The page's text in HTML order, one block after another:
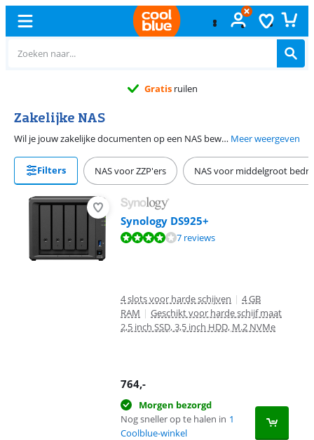
Gratis ruilen
Zakelijke NAS
Wil je jouw zakelijke documenten op een NAS bewaren? Een NAS voor zakelijk gebruik heeft minimaal 2 bays, dus plek voor 2 harde schijven of meer. Hierdoor heb je de mogelijkheid data in RAID op te slaan, waardoor het veiliger is opgeslagen. Een NAS met 2 bays raden wij aan voor zelfstandige ondernemers die alleen werken. Kies voor 3 of 4 bays en 1 of 2 GB RAM geheugen wanneer je de NAS op een klein kantoor tot 15 mensen gebruikt. Voor een middelgroot bedrijf, van 15 tot 30 personen, raden wij een NAS met 4 tot 8 bays en 4 GB RAM geheugen aan. Voor het grotere werk op grotere kantoren kies je voor meer dan 8 bays en voor minimaal 8 GB RAM of uitbreidbaar intern geheugen. Meer weergeven
Filters NAS voor ZZP'ers NAS voor middelgroot
Synology DS925+
Beoordeling is 8,1 van de 10, gebaseerd op 7 reviews.
7 reviews
4 slots voor harde schijven | 4 GB
RAM | Geschikt voor harde schijf maat
2,5 inch SSD, 3,5 inch HDD, M.2 NVMe
764,-
Morgen bezorgd
Nog sneller op te halen in 1
Coolblue-winkel